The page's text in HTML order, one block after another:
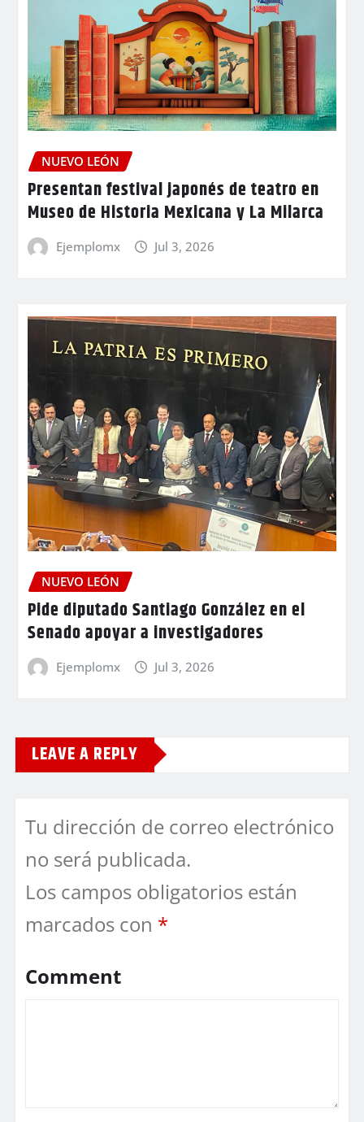
NUEVO LEÓN
Presentan festival japonés de teatro en
Museo de Historia Mexicana y La Milarca
Ejemplomx Jul 3, 2026
NUEVO LEÓN
Pide diputado Santiago González en el
Senado apoyar a investigadores
Ejemplomx Jul 3, 2026
LEAVE A REPLY
Tu dirección de correo electrónico
no será publicada.
Los campos obligatorios están
marcados con *
Comment